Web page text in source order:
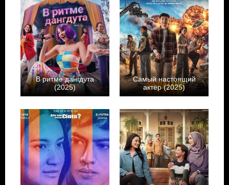
В ритме дангдута
(2025)
Самый настоящий
актёр (2025)